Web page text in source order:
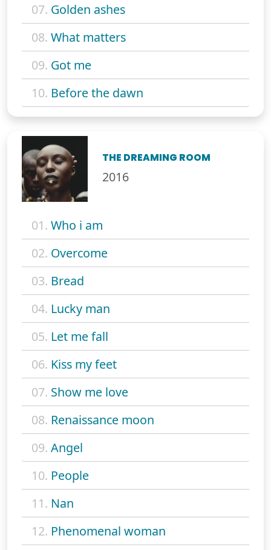
07. Golden ashes
08. What matters
09. Got me
10. Before the dawn
THE DREAMING ROOM
2016
01. Who i am
02. Overcome
03. Bread
04. Lucky man
05. Let me fall
06. Kiss my feet
07. Show me love
08. Renaissance moon
09. Angel
10. People
11. Nan
12. Phenomenal woman